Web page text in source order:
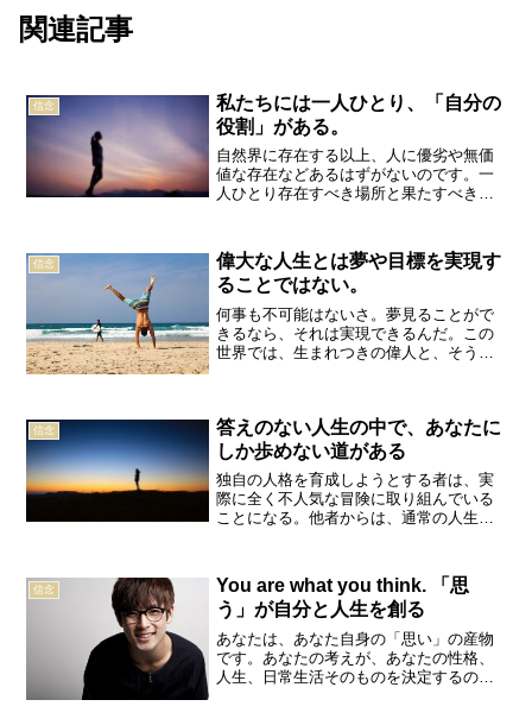
関連記事
信念
私たちには一人ひとり、「自分の
役割」がある。
自然界に存在する以上、人に優劣や無価
値な存在などあるはずがないのです。一
人ひとり存在すべき場所と果たすべき役
が固有の存在だからである。誰一人とし
てこの世界に同じ人は存在...
信念
偉大な人生とは夢や目標を実現す
ることではない。
何事も不可能はないさ。夢見ることがで
きるなら、それは実現できるんだ。この
世界では、生まれつきの偉人と、そうで
ことをやらなかった後悔が...
信念
答えのない人生の中で、あなたに
しか歩めない道がある
独自の人格を育成しようとする者は、実
際に全く不人気な冒険に取り組んでいる
ことになる。他者からは、通常の人生航
思われるであろう。したがって、昔から
ごく少数の者だけが、あえ...
信念
You are what you think. 「思
う」が自分と人生を創る
あなたは、あなた自身の「思い」の産物
です。あなたの考えが、あなたの性格、
人生、日常生活そのものを決定するので